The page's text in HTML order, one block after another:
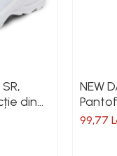
aceasta pagina.
din
NEW
99,77